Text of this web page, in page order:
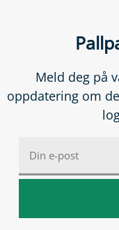
Meld deg på
oppdatering om